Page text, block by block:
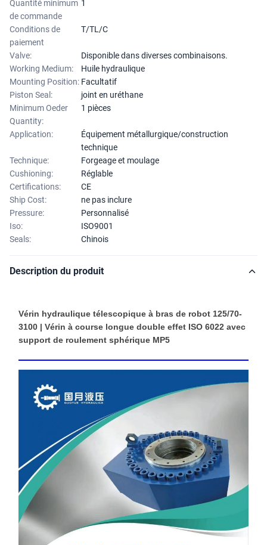
Quantité minimum
de commande
1
Conditions de
paiement
T/TL/C
Valve:
Disponible dans diverses combinaisons.
Working Medium:
Huile hydraulique
Mounting Position: Facultatif
Piston Seal:
joint en uréthane
Minimum Oeder
Quantity:
1 pièces
Application:
Équipement métallurgique/construction
technique
Technique:
Forgeage et moulage
Cushioning:
Réglable
Certifications:
CE
Ship Cost:
ne pas inclure
Pressure:
Personnalisé
Iso:
ISO9001
Seals:
Chinois
Description du produit
Vérin hydraulique télescopique à bras de robot 125/70-
3100 | Vérin à course longue double effet ISO 6022 avec
support de roulement sphérique MP5